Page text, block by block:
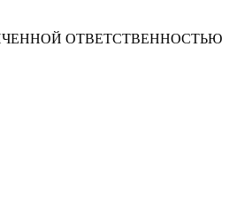
ОТВЕТСТВЕННОСТЬЮ